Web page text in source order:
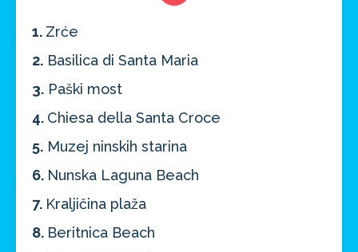
1. Zrće
2. Basilica di Santa Maria
3. Paški most
4. Chiesa della Santa Croce
5. Muzej ninskih starina
6. Nunska Laguna Beach
7. Kraljičina plaža
8. Beritnica Beach